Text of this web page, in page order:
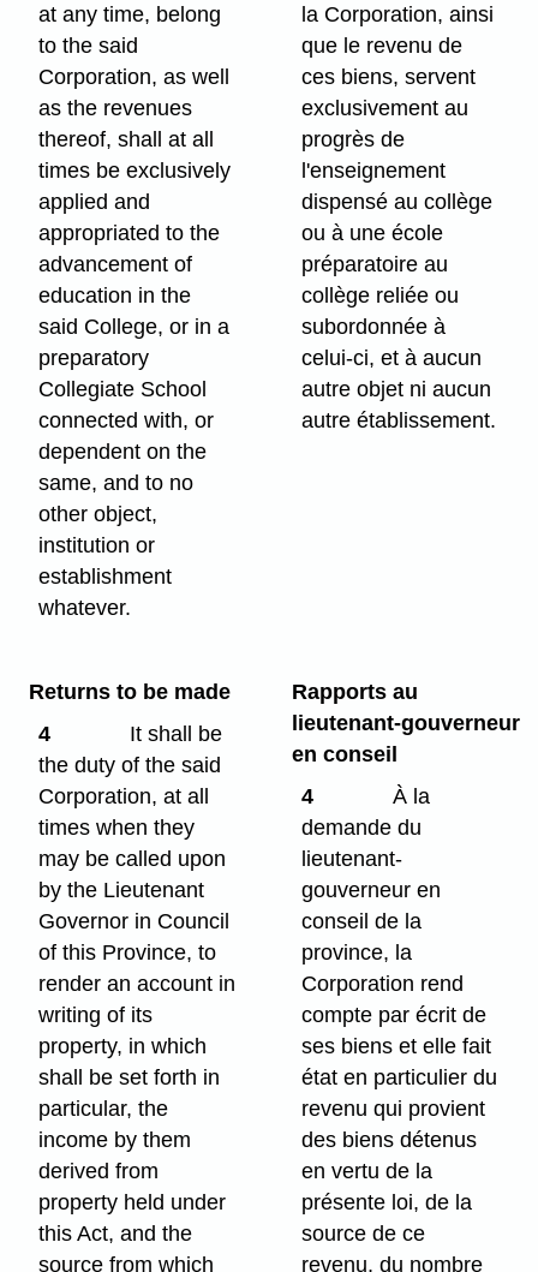
at any time, belong
to the said
Corporation, as well
as the revenues
thereof, shall at all
times be exclusively
applied and
appropriated to the
advancement of
education in the
said College, or in a
preparatory
Collegiate School
connected with, or
dependent on the
same, and to no
other object,
institution or
establishment
whatever.
la Corporation, ainsi
que le revenu de
ces biens, servent
exclusivement au
progrès de
l'enseignement
dispensé au collège
ou à une école
préparatoire au
collège reliée ou
subordonnée à
celui-ci, et à aucun
autre objet ni aucun
autre établissement.
Returns to be made
4
It shall be
the duty of the said
Corporation, at all
times when they
may be called upon
by the Lieutenant
Governor in Council
of this Province, to
render an account in
writing of its
property, in which
shall be set forth in
particular, the
income by them
derived from
property held under
this Act, and the
source from which
Rapports au
lieutenant-gouverneur
en conseil
4
À la
demande du
lieutenant-
gouverneur en
conseil de la
province, la
Corporation rend
compte par écrit de
ses biens et elle fait
état en particulier du
revenu qui provient
des biens détenus
en vertu de la
présente loi, de la
source de ce
revenu, du nombre